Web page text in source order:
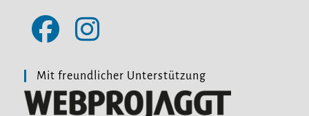
in
a
new
tab
a
new
tab
Mit freundlicher Unterstützung